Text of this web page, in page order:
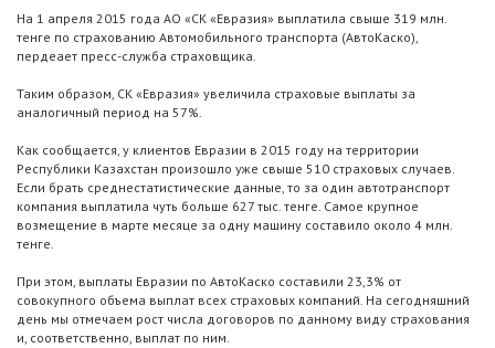
На 1 апреля 2015 года АО «СК «Евразия» выплатила свыше 319 млн.
тенге по страхованию Автомобильного транспорта (АвтоКаско),
пердеает пресс-служба страховщика.
Таким образом, СК «Евразия» увеличила страховые выплаты за
аналогичный период на 57%.
Как сообщается, у клиентов Евразии в 2015 году на территории
Республики Казахстан произошло уже свыше 510 страховых случаев.
Если брать среднестатистические данные, то за один автотранспорт
компания выплатила чуть больше 627 тыс. тенге. Самое крупное
возмещение в марте месяце за одну машину составило около 4 млн.
тенге.
При этом, выплаты Евразии по АвтоКаско составили 23,3% от
совокупного объема выплат всех страховых компаний. На сегодняшний
день мы отмечаем рост числа договоров по данному виду страхования
и, соответственно, выплат по ним.